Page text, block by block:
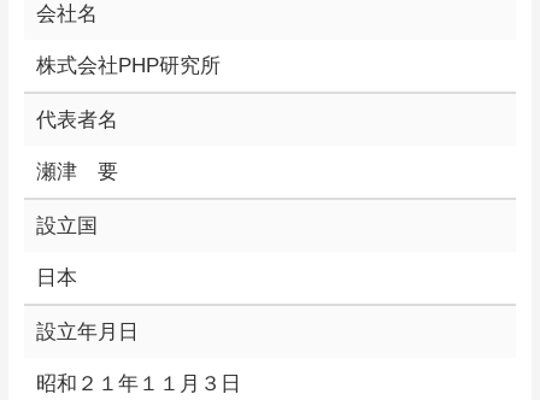
会社名
株式会社PHP研究所
代表者名
瀬津 要
設立国
日本
設立年月日
昭和２１年１１月３日